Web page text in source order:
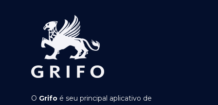
O Grifo é seu principal aplicativo de